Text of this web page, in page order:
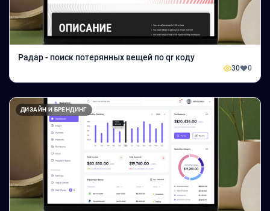
Радар - поиск потерянных вещей по qr коду
30 0
ДИЗАЙН И БРЕНДИНГ